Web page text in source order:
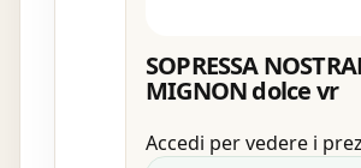
SOPRESSA
MIGNON dolce vr
Accedi per vedere i